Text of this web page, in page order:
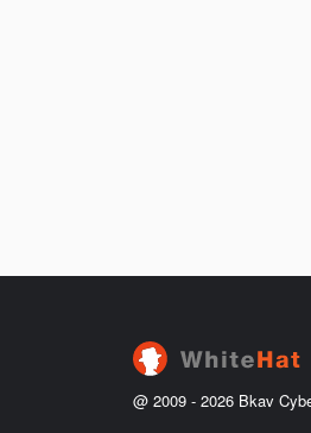
@ 2009 - 2026 Bkav